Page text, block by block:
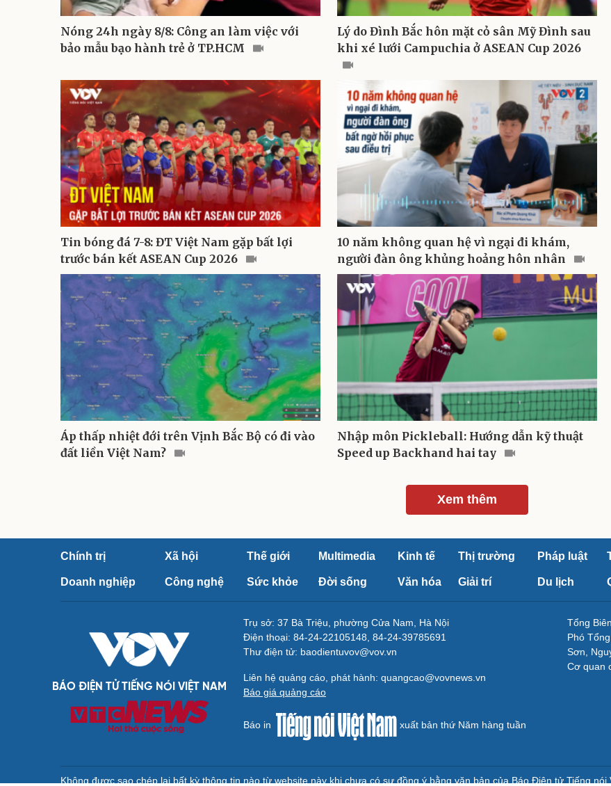
Nóng 24h ngày 8/8: Công an làm việc với
bảo mẫu bạo hành trẻ ở TP.HCM
Lý do Đình Bắc hôn mặt cỏ sân Mỹ Đình sau
khi xé lưới Campuchia ở ASEAN Cup 2026
Tin bóng đá 7-8: ĐT Việt Nam gặp bất lợi
trước bán kết ASEAN Cup 2026
10 năm không quan hệ vì ngại đi khám,
người đàn ông khủng hoảng hôn nhân
Áp thấp nhiệt đới trên Vịnh Bắc Bộ có đi vào
đất liền Việt Nam?
Nhập môn Pickleball: Hướng dẫn kỹ thuật
Speed up Backhand hai tay
Xem thêm
Chính trị Xã hội Thế giới Multimedia Kinh tế Thị trường Pháp luật
Doanh nghiệp Công nghệ Sức khỏe Đời sống Văn hóa Giải trí Du lịch
BÁO ĐIỆN TỬ TIẾNG NÓI VIỆT NAM
Trụ sở: 37 Bà Triệu, phường Cửa Nam, Hà Nội
Điện thoại: 84-24-22105148, 84-24-39785691
Thư điện tử: baodientuvov@vov.vn
Liên hệ quảng cáo, phát hành: quangcao@vovnews.vn
Báo giá quảng cáo
Báo in xuất bản thứ Năm hàng tuần
Tổng
Phó
Sơn,
Cơ quan
Không được sao chép lại bất kỳ thông tin nào từ website này khi chưa có sự đồng ý bằng văn bản của Báo Điện tử Tiếng nói